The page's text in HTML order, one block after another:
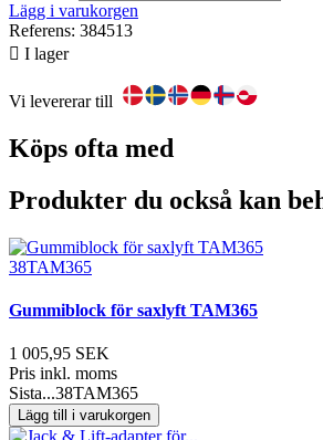
Lägg i varukorgen
Referens: 384513
 I lager
Vi levererar till
Köps ofta med
Produkter du också kan
38TAM365
Gummiblock för saxlyft TAM365
1 005,95 SEK
Pris inkl. moms
Sista...38TAM365
Lägg till i varukorgen